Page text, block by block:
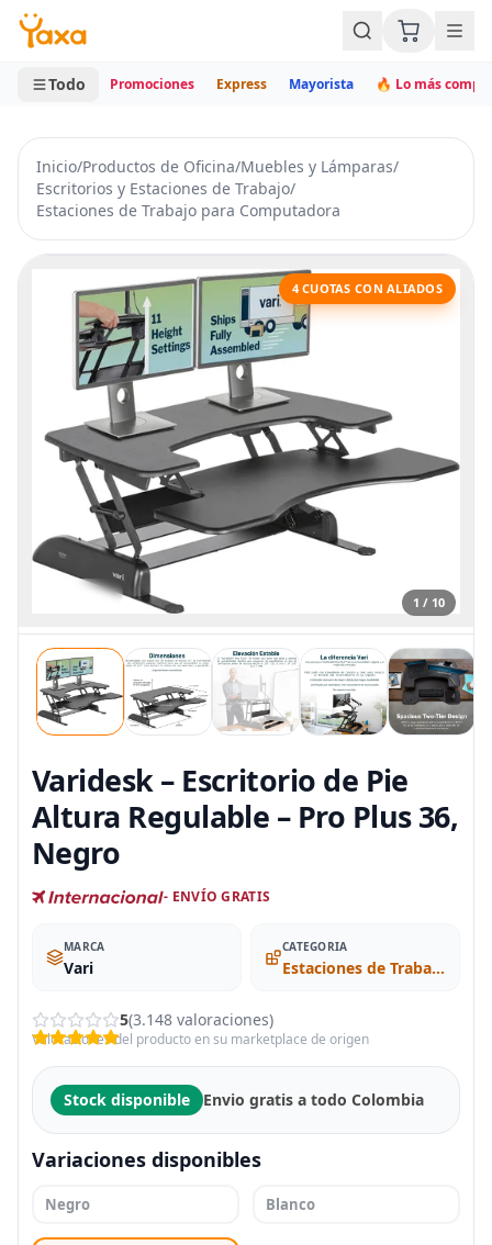
MINI CARRITO
0 productos
Todo Promociones Express Mayorista 🔥 Lo más
Inicio/Productos de Oficina/Muebles y Lámparas/
Escritorios y Estaciones de Trabajo/
Estaciones de Trabajo para Computadora
1 / 10
4 CUOTAS CON ALIADOS
Varidesk – Escritorio de Pie
Altura Regulable – Pro Plus 36,
Negro
- ENVÍO GRATIS
MARCA
Vari
CATEGORIA
Estaciones de Trabajo para Computadora
5(3.148 valoraciones)
Valoraciones del producto en su marketplace de origen
Stock disponible Envio gratis a todo Colombia
Variaciones disponibles
Negro Blanco